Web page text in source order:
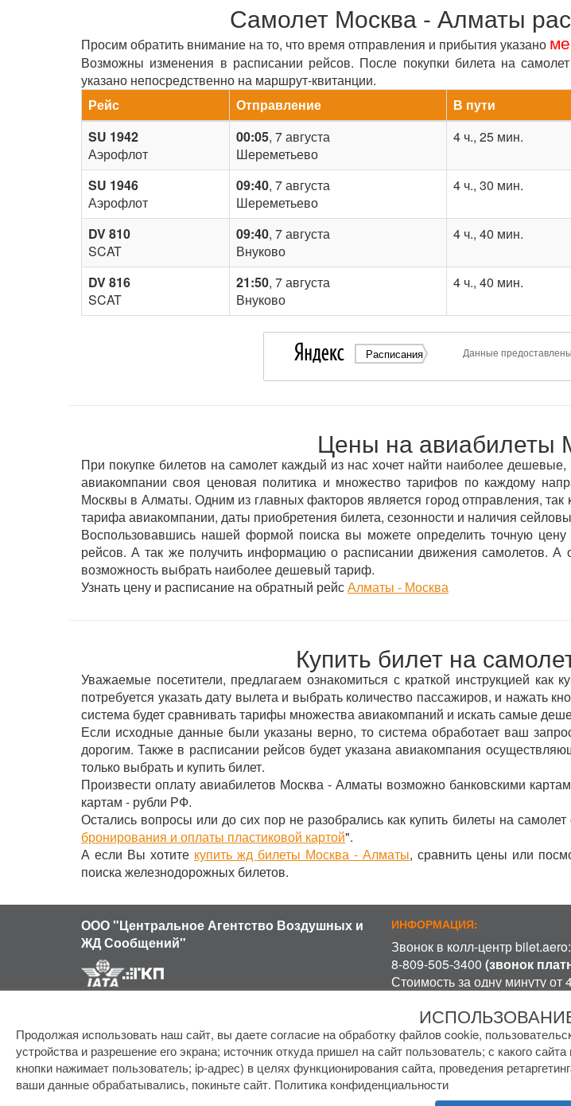
Самолет Москва - Алматы
Просим обратить внимание на то, что время отправления и прибытия указано
Возможны изменения в расписании рейсов. После покупки билета на
указано непосредственно на маршрут-квитанции.
Рейс
Отправление В пути
SU 1942
Аэрофлот
00:05, 7 августа
Шереметьево
4 ч., 25 мин.
SU 1946
Аэрофлот
09:40, 7 августа
Шереметьево
4 ч., 30 мин.
DV 810
SCAT
09:40, 7 августа
Внуково
4 ч., 40 мин.
DV 816
SCAT
21:50, 7 августа
Внуково
4 ч., 40 мин.
Расписания Данные
Цены на авиабилеты
При покупке билетов на самолет каждый из нас хочет найти наиболее
авиакомпании своя ценовая политика и множество тарифов по каждому
Москвы в Алматы. Одним из главных факторов является город отправления, так
тарифа авиакомпании, даты приобретения билета, сезонности и наличия
Воспользовавшись нашей формой поиска вы можете определить точную
рейсов. А так же получить информацию о расписании движения самолетов. А
возможность выбрать наиболее дешевый тариф.
Узнать цену и расписание на обратный рейсАлматы - Москва
Купить билет на
Уважаемые посетители, предлагаем ознакомиться с краткой инструкцией
потребуется указать дату вылета и выбрать количество пассажиров, и нажать
система будет сравнивать тарифы множества авиакомпаний и искать самые
Если исходные данные были указаны верно, то система обработает ваш
дорогим. Также в расписании рейсов будет указана авиакомпания
только выбрать и купить билет.
Произвести оплату авиабилетов Москва - Алматы возможно банковскими
картам - рубли РФ.
Остались вопросы или до сих пор не разобрались как купить билеты на
бронирования и оплаты пластиковой картой".
А если Вы хотите купить жд билеты Москва - Алматы, сравнить цены или
поиска железнодорожных билетов.
ООО "Центральное Агентство Воздушных и
ЖД Сообщений"
ИНФОРМАЦИЯ:
Звонок в колл-центр bilet.aero:
8-809-505-3400 (звонок
Стоимость за одну минуту от
оператором, в зависимости
оператора связи.
График работы колл-центра:
пн-пт с 7 до 17 МСК
сб-вс с8 до 15 МСК
Продолжая использовать наш сайт, вы даете согласие на обработку файлов cookie,
устройства и разрешение его экрана; источник откуда пришел на сайт пользователь; с какого
кнопки нажимает пользователь; ip-адрес) в целях функционирования сайта, проведения
ваши данные обрабатывались, покиньте сайт. Политика конфиденциальности